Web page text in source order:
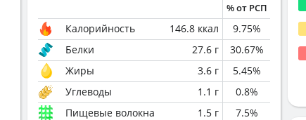
% от РСП
Калорийность 146.8 ккал 9.75%
Белки
27.6 г 30.67%
Жиры
3.6 г 5.45%
Углеводы
1.1 г 0.8%
Пищевые волокна
1.5 г 7.5%